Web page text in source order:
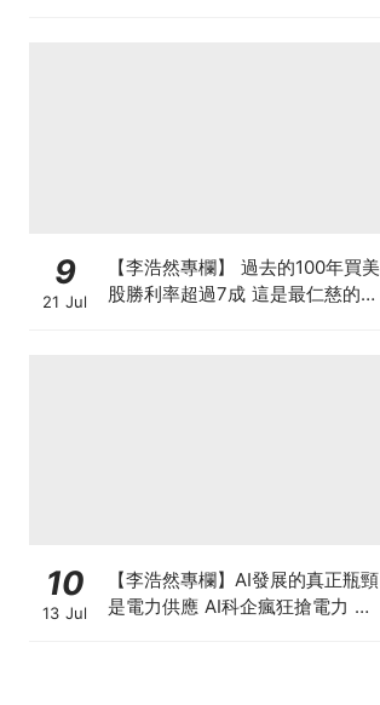
9
21 Jul
【李浩然專欄】 過去的100年買美
股勝利率超過7成 這是最仁慈的賭
10
13 Jul
【李浩然專欄】AI發展的真正瓶頸
是電力供應 AI科企瘋狂搶電力 美